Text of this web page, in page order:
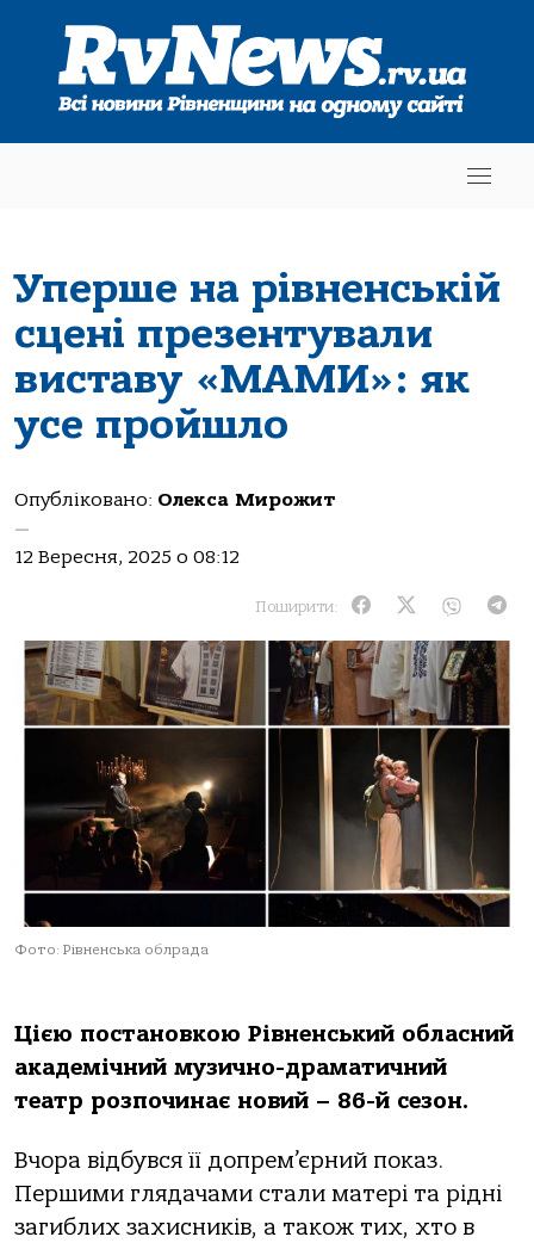
Уперше на рівненській
сцені презентували
виставу «МАМИ»: як
усе пройшло
Опубліковано: Олекса Мирожит
—
12 Вересня, 2025 о 08:12
Поширити:
Фото: Рівненська облрада
Цією постановкою Рівненський обласний
академічний музично-драматичний
театр розпочинає новий – 86-й сезон.
Вчора відбувся її допрем’єрний показ.
Першими глядачами стали матері та рідні
загиблих захисників, а також тих, хто в